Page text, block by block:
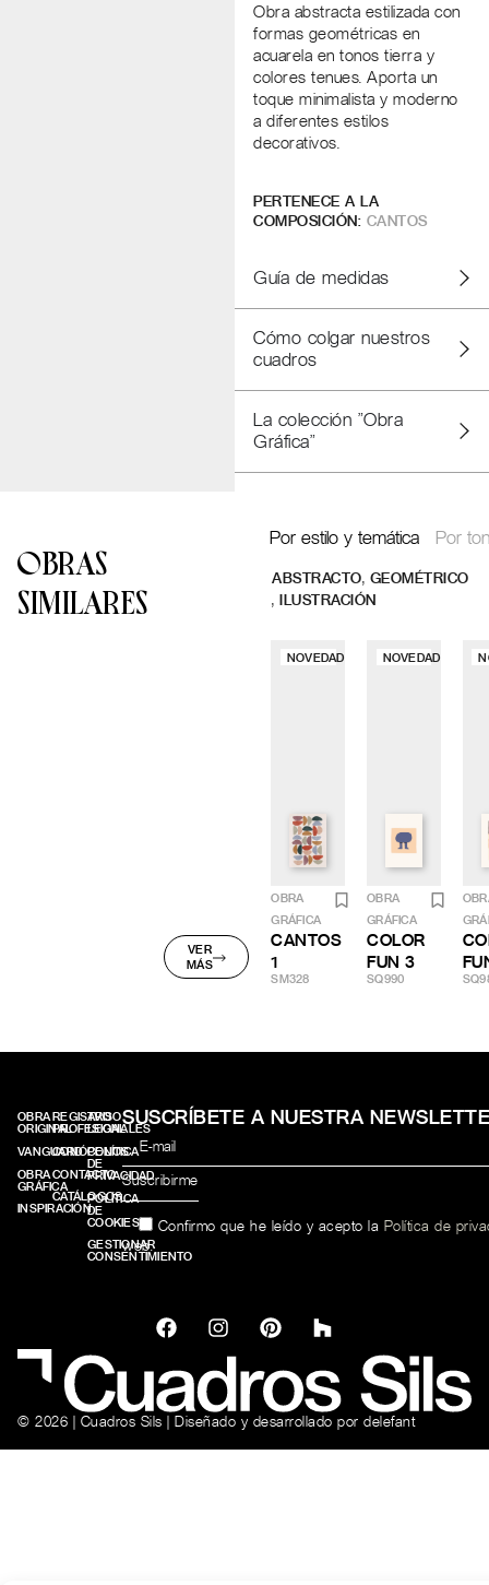
Obra abstracta estilizada con
formas geométricas en
acuarela en tonos tierra y
colores tenues. Aporta un
toque minimalista y moderno
a diferentes estilos
decorativos.
PERTENECE A LA
COMPOSICIÓN: CANTOS
Guía de medidas
Cómo colgar nuestros
cuadros
La colección "Obra
Gráfica"
OBRAS
SIMILARES
VER
MÁS
Por estilo y temática Por
ABSTRACTO, GEOMÉTRICO
, ILUSTRACIÓN
NOVEDAD
OBRA
GRÁFICA
CANTOS
1
SM328
NOVEDAD
OBRA
GRÁFICA
COLOR
FUN 3
SQ990
OBRA
ORIGINAL
VANGUARD
OBRA
GRÁFICA
INSPIRACIÓN
REGISTRO
PROFESIONALES
CONÓCENOS
CONTACTO
CATÁLOGOS
AVISO
LEGAL
POLÍTICA
DE
PRIVACIDAD
POLÍTICA
DE
COOKIES
GESTIONAR
CONSENTIMIENTO
SUSCRÍBETE A NUESTRA
Confirmo que he leído y acepto la Política de
web.
© 2026 | Cuadros Sils | Diseñado y desarrollado por delefant